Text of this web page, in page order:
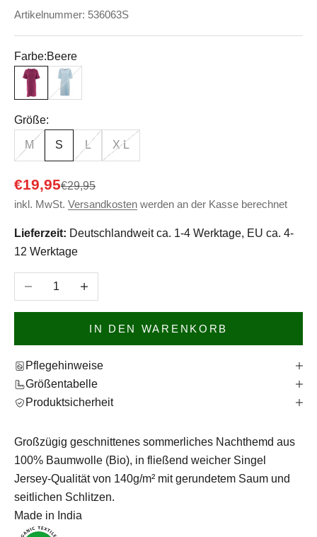
Artikelnummer: 536063S
Farbe:Beere
Beere
Hellblau
Größe:
M S L X L
Angebot
€19,95Regulärer Preis
€29,95
inkl. MwSt. Versandkosten werden an der Kasse berechnet
Lieferzeit: Deutschlandweit ca. 1-4 Werktage, EU ca. 4-
12 Werktage
Anzahl verringernAnzahl erhöhen
IN DEN WARENKORB
Pflegehinweise
Größentabelle
Produktsicherheit
Großzügig geschnittenes sommerliches Nachthemd aus
100% Baumwolle (Bio), in fließend weicher Singel
Jersey-Qualität von 140g/m² mit gerundetem Saum und
seitlichen Schlitzen.
Made in India